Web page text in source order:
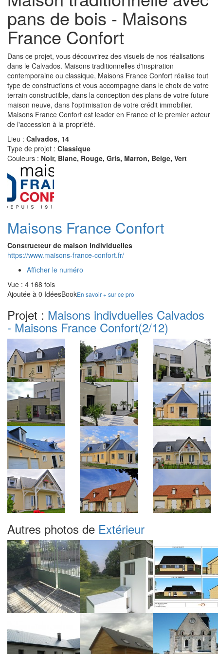
pans de bois - Maisons
France Confort
Dans ce projet, vous découvrirez des visuels de nos réalisations
dans le Calvados. Maisons traditionnelles d'inspiration
contemporaine ou classique, Maisons France Confort réalise tout
type de constructions et vous accompagne dans le choix de votre
terrain constructible, dans la conception des plans de votre future
maison neuve, dans l'optimisation de votre crédit immobilier.
Maisons France Confort est leader en France et le premier acteur
de l'accession à la propriété.
Lieu : Calvados, 14
Type de projet : Classique
Couleurs : Noir, Blanc, Rouge, Gris, Marron, Beige, Vert
Maisons France Confort
Constructeur de maison individuelles
https://www.maisons-france-confort.fr/
Afficher le numéro
Vue : 4 168 fois
Ajoutée à 0 IdéesBookEn savoir + sur ce pro
Projet : Maisons indivduelles Calvados
- Maisons France Confort(2/12)
Autres photos de Extérieur